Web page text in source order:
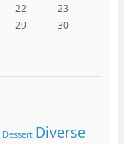
22
23
29
30
Dessert Diverse